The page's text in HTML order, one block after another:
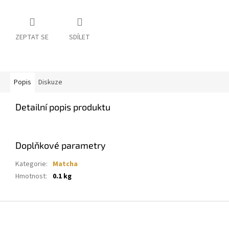
ZEPTAT SE SDÍLET
Popis Diskuze
Detailní popis produktu
Doplňkové parametry
Kategorie: Matcha
Hmotnost: 0.1 kg